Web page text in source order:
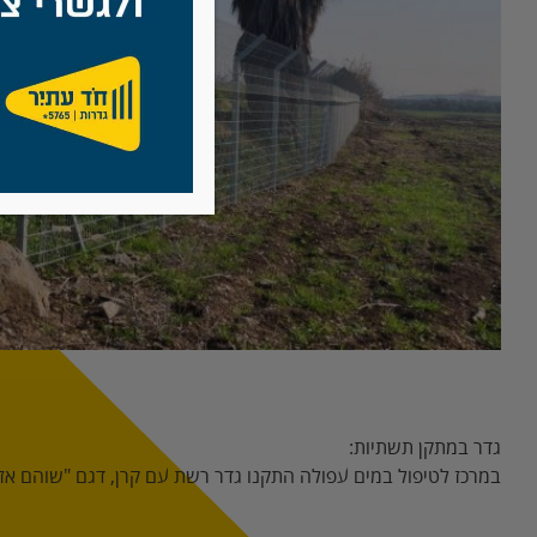
גדר במתקן תשתיות:
במרכז לטיפול במים עפולה התקנו גדר רשת עם קרן, דגם "שוהם